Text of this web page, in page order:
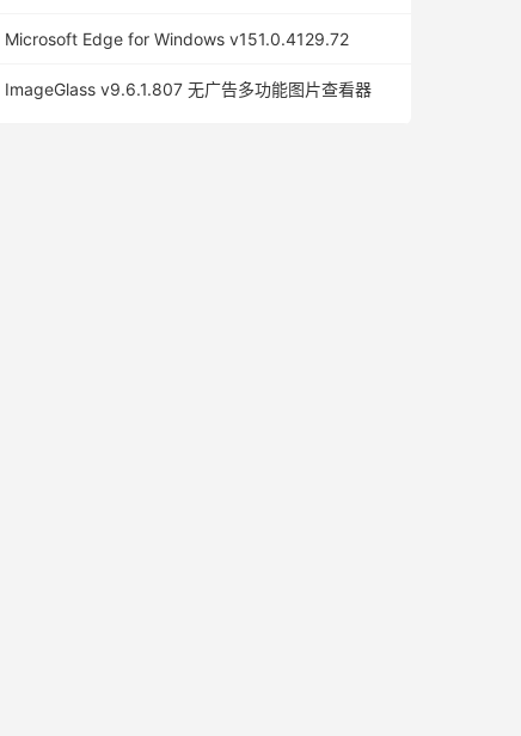
Microsoft Edge for Windows v151.0.4129.72
ImageGlass v9.6.1.807 无广告多功能图片查看器